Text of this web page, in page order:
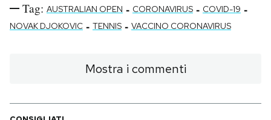
Tag: AUSTRALIAN OPEN - CORONAVIRUS - COVID-19 -
NOVAK DJOKOVIC - TENNIS - VACCINO CORONAVIRUS
Mostra i commenti